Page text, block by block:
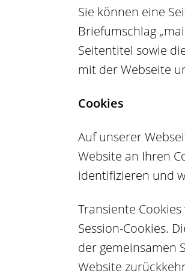
Sie können eine
Briefumschlag
Seitentitel sowie
mit der Webseite
Cookies
Auf unserer
Website an Ihren
identifizieren und
Transiente
Session-Cookies.
der gemeinsamen
Website